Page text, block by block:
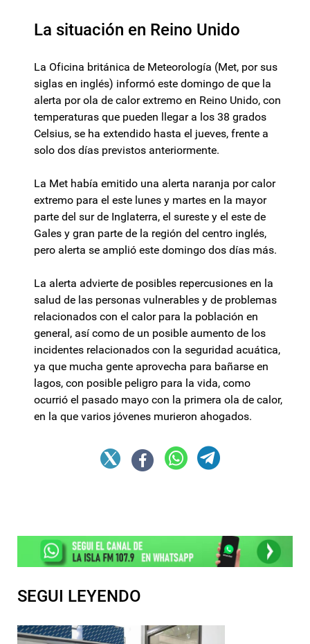
La situación en Reino Unido
La Oficina británica de Meteorología (Met, por sus
siglas en inglés) informó este domingo de que la
alerta por ola de calor extremo en Reino Unido, con
temperaturas que pueden llegar a los 38 grados
Celsius, se ha extendido hasta el jueves, frente a
solo dos días previstos anteriormente.
La Met había emitido una alerta naranja por calor
extremo para el este lunes y martes en la mayor
parte del sur de Inglaterra, el sureste y el este de
Gales y gran parte de la región del centro inglés,
pero alerta se amplió este domingo dos días más.
La alerta advierte de posibles repercusiones en la
salud de las personas vulnerables y de problemas
relacionados con el calor para la población en
general, así como de un posible aumento de los
incidentes relacionados con la seguridad acuática,
ya que mucha gente aprovecha para bañarse en
lagos, con posible peligro para la vida, como
ocurrió el pasado mayo con la primera ola de calor,
en la que varios jóvenes murieron ahogados.
SEGUI LEYENDO